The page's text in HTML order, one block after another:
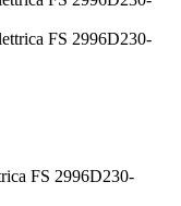
FS 2996D230-